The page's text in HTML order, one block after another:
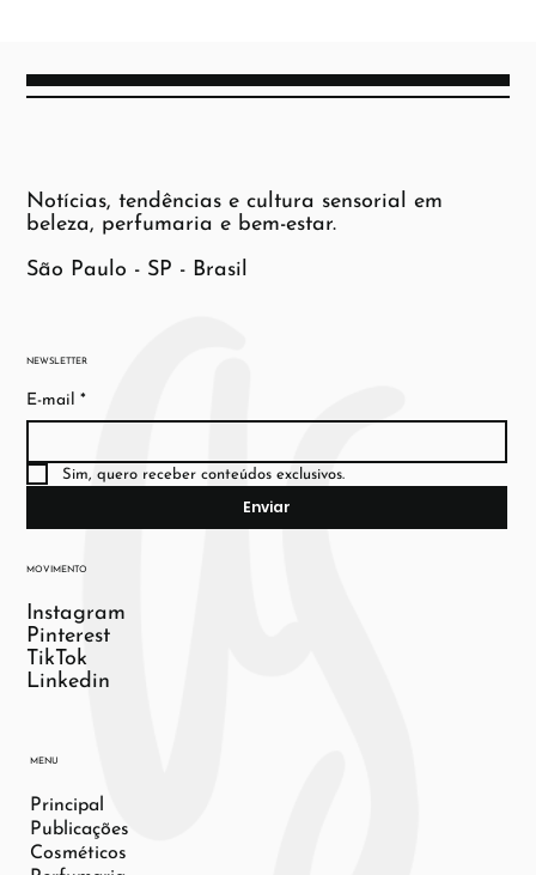
NEWSLETTER
E-mail *
Sim, quero receber conteúdos exclusivos.
Enviar
MOVIMENTO
Instagram
Pinterest
TikTok
Linkedin
MENU
Principal
Publicações
Cosméticos
Notícias, tendências e cultura sensorial em
beleza, perfumaria e bem-estar.
São Paulo - SP - Brasil